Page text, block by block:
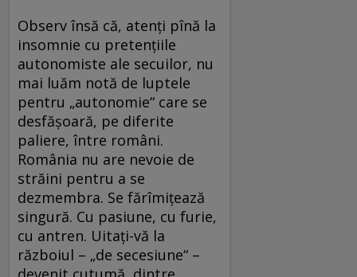
Observ însă că, atenți pînă la
insomnie cu pretențiile
autonomiste ale secuilor, nu
mai luăm notă de luptele
pentru „autonomie“ care se
desfășoară, pe diferite
paliere, între români.
România nu are nevoie de
străini pentru a se
dezmembra. Se fărîmițează
singură. Cu pasiune, cu furie,
cu antren. Uitați-vă la
războiul – „de secesiune“ –